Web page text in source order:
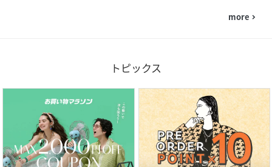
more navigate_next
トピックス